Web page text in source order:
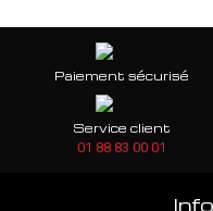
Paiement sécurisé
Service client
01 88 83 00 01